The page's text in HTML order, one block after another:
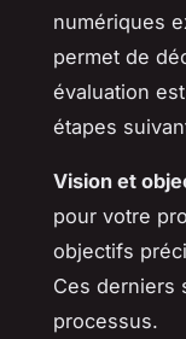
numériques
permet de
évaluation
étapes
Vision et
pour votre
objectifs
Ces derniers
processus.